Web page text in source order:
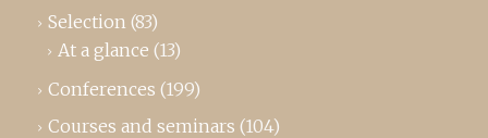
Selection (83)
At a glance (13)
Conferences (199)
Courses and seminars (104)